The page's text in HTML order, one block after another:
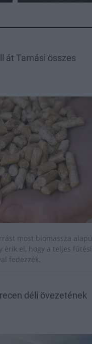
át Tamási összes
most biomassza alapú
érik el, hogy a teljes fűtési
fedezzék.
déli övezetének